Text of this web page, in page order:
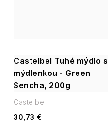
Castelbel Tuhé mýdlo s
mýdlenkou - Green
Sencha, 200g
30,73 €
Castelbel